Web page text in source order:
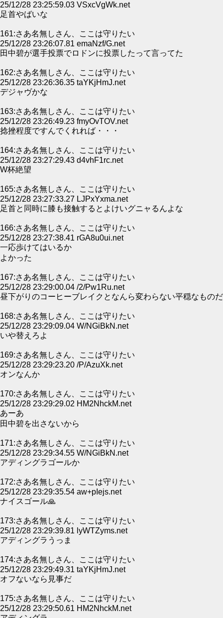
25/12/28 23:25:59.03 VSxcVgWk.net
足首やばいな
161:さあ名無しさん、ここは守りたい
25/12/28 23:26:07.81 emaNzf/G.net
田中碧が選手投票でロドンに投票したって言ってた
162:さあ名無しさん、ここは守りたい
25/12/28 23:26:36.35 taYKjHmJ.net
デジャヴかな
163:さあ名無しさん、ここは守りたい
25/12/28 23:26:49.23 fmyOvTOV.net
捻挫程度ですんでくれれば・・・
164:さあ名無しさん、ここは守りたい
25/12/28 23:27:29.43 d4vhF1rc.net
W杯絶望
165:さあ名無しさん、ここは守りたい
25/12/28 23:27:33.27 LJPxYxma.net
足首と同時に膝も接触するとよけいグニャるんよな
166:さあ名無しさん、ここは守りたい
25/12/28 23:27:38.41 rGA8u0ui.net
一応歩けてはいるか
よかった
167:さあ名無しさん、ここは守りたい
25/12/28 23:29:00.04 /2/Pw1Ru.net
昼下がりのコーヒーブレイクとなんら変わらない平穏なものだ
168:さあ名無しさん、ここは守りたい
25/12/28 23:29:09.04 W/NGiBkN.net
いや替えろよ
169:さあ名無しさん、ここは守りたい
25/12/28 23:29:23.20 /P/AzuXk.net
オンなんか
170:さあ名無しさん、ここは守りたい
25/12/28 23:29:29.02 HM2NhckM.net
あーあ
田中碧を出さないから
171:さあ名無しさん、ここは守りたい
25/12/28 23:29:34.55 W/NGiBkN.net
アディングラゴールか
172:さあ名無しさん、ここは守りたい
25/12/28 23:29:35.54 aw+pIejs.net
ナイスゴール🙏
173:さあ名無しさん、ここは守りたい
25/12/28 23:29:39.81 lyWTZyms.net
アディングラうっま
174:さあ名無しさん、ここは守りたい
25/12/28 23:29:49.31 taYKjHmJ.net
オフないなら見事だ
175:さあ名無しさん、ここは守りたい
25/12/28 23:29:50.61 HM2NhckM.net